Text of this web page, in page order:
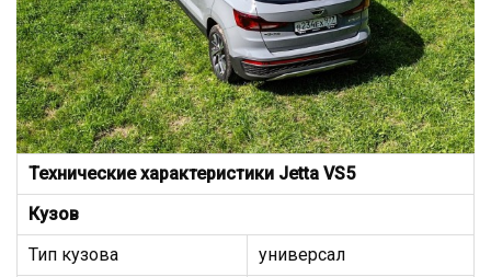
Технические характеристики Jetta VS5
Кузов
Тип кузова
универсал